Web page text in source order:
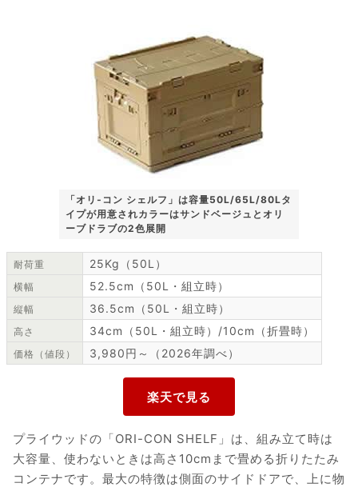
「オリ‐コン シェルフ」は容量50L/65L/80Lタ
イプが用意されカラーはサンドベージュとオリ
ーブドラブの2色展開
耐荷重 25Kg（50L）
横幅 52.5cm（50L・組立時）
縦幅 36.5cm（50L・組立時）
高さ 34cm（50L・組立時）/10cm（折畳時）
価格（値段） 3,980円～（2026年調べ）
プライウッドの「ORI-CON SHELF」は、組み立て時は
大容量、使わないときは高さ10cmまで畳める折りたたみ
コンテナです。最大の特徴は側面のサイドドアで、上に物